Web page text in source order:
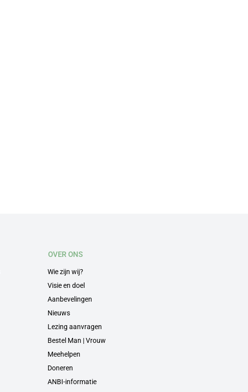
OVER ONS
Wie zijn wij?
Visie en doel
Aanbevelingen
Nieuws
Lezing aanvragen
Bestel Man | Vrouw
Meehelpen
Doneren
ANBI-informatie